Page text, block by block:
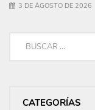
3 DE AGOSTO DE 2026
CATEGORÍAS